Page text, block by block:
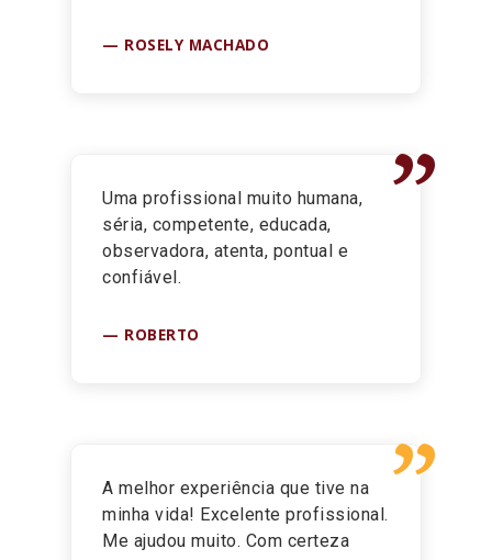
ROSELY MACHADO
”
Uma profissional muito humana,
séria, competente, educada,
observadora, atenta, pontual e
confiável.
ROBERTO
”
A melhor experiência que tive na
minha vida! Excelente profissional.
Me ajudou muito. Com certeza